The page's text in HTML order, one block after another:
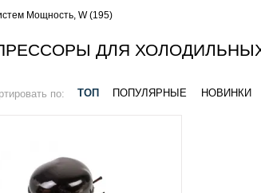
Мощность, W (195)
ДЛЯ
по: ТОП ПОПУЛЯРНЫЕ НОВИНКИ